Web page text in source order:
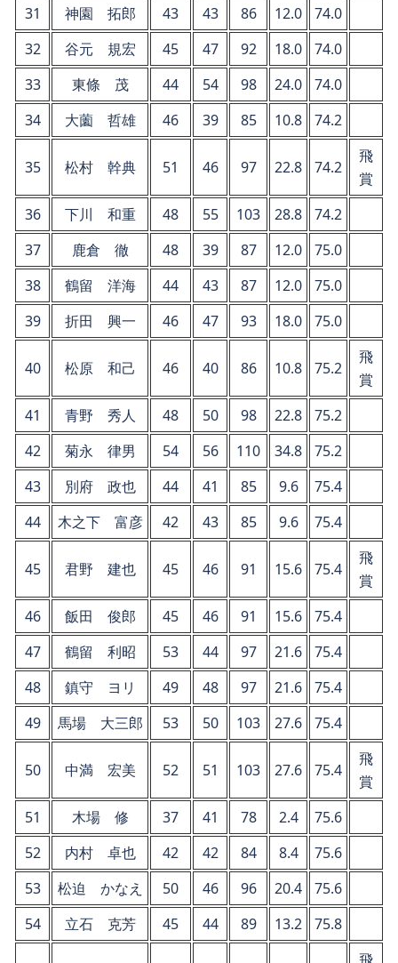
31
神園 拓郎 43 43 86 12.0
74.0
32
谷元 規宏 45 47 92 18.0
74.0
33
東條 茂 44 54 98 24.0
74.0
34
大薗 哲雄 46 39 85 10.8 74.2
35 松村 幹典 51 46 97 22.8 74.2
飛
賞
36
下川 和重 48 55 103 28.8
74.2
37
鹿倉 徹 48 39 87 12.0
75.0
38
鶴留 洋海 44 43 87 12.0
75.0
39
折田 興一 46 47 93 18.0 75.0
40 松原 和己 46 40 86 10.8 75.2
飛
賞
41
青野 秀人 48 50 98 22.8
75.2
42
菊永 律男 54 56 110 34.8
75.2
43
別府 政也 44 41 85 9.6
75.4
44
木之下 富彦 42 43 85 9.6 75.4
45 君野 建也 45 46 91 15.6 75.4
飛
賞
46
飯田 俊郎 45 46 91 15.6
75.4
47
鶴留 利昭 53 44 97 21.6
75.4
48
鎮守 ヨリ 49 48 97 21.6
75.4
49
馬場 大三郎 53 50 103 27.6 75.4
50 中満 宏美 52 51 103 27.6 75.4
飛
賞
51
木場 修 37 41 78 2.4
75.6
52
内村 卓也 42 42 84 8.4
75.6
53
松迫 かなえ 50 46 96 20.4
75.6
54
立石 克芳 45 44 89 13.2 75.8